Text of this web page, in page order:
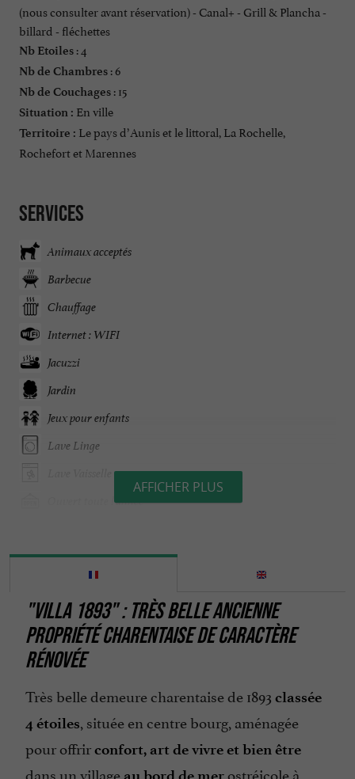
(nous consulter avant réservation) - Canal+ - Grill & Plancha -
billard - fléchettes
Nb Etoiles : 4
Nb de Chambres : 6
Nb de Couchages : 15
Situation : En ville
Territoire : Le pays d’Aunis et le littoral, La Rochelle,
Rochefort et Marennes
Services
Animaux acceptés
Barbecue
Chauffage
Internet : WIFI
Jacuzzi
Jardin
Jeux pour enfants
Lave Linge
Ouvert toute l'année
Ping pong
Piscine chauffée
Sèche Linge
Terrasse
Télévision : oui
AFFICHER PLUS
"VILLA 1893" : TRÈS BELLE ANCIENNE
PROPRIÉTÉ CHARENTAISE DE CARACTÈRE
RÉNOVÉE
Très belle demeure charentaise de 1893 classée
4 étoiles, située en centre bourg, aménagée
pour offrirconfort, art de vivre et bien être
dans un village au bord de mer ostréicole à